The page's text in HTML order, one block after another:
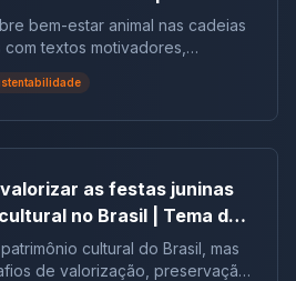
bem-estar animal nas cadeias
textos motivadores,
e modelos.
as festas juninas
no Brasil | Tema de
cultural do Brasil, mas
de valorização, preservação